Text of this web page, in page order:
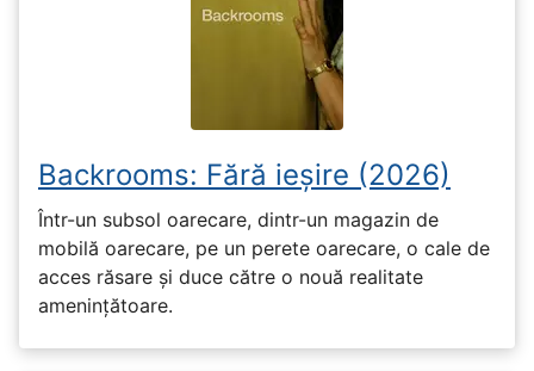
Backrooms: Fără ieșire (2026)
Într-un subsol oarecare, dintr-un magazin de
mobilă oarecare, pe un perete oarecare, o cale de
acces răsare și duce către o nouă realitate
amenințătoare.